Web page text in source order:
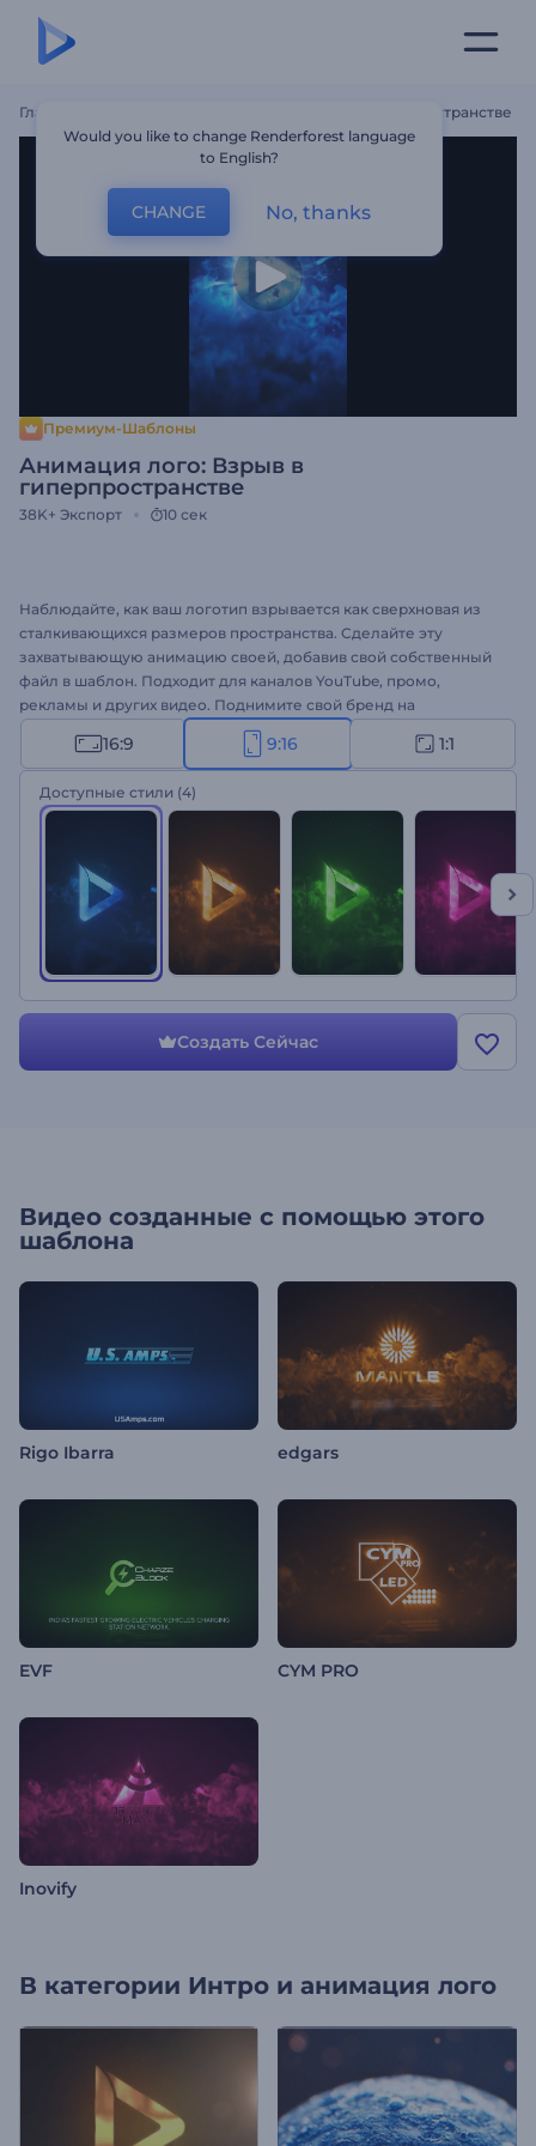
Главная Анимация Лого: Взрыв В Гиперпространстве
Премиум-Шаблоны
Анимация лого: Взрыв в
гиперпространстве
38K+ Экспорт 10 сек
Наблюдайте, как ваш логотип взрывается как сверхновая из
сталкивающихся размеров пространства. Сделайте эту
захватывающую анимацию своей, добавив свой собственный
файл в шаблон. Подходит для каналов YouTube, промо,
рекламы и других видео. Поднимите свой бренд на
сверхсветовые скорости с помощью логотипа Hyperspace
Explosion. Попробуйте!
16:9 9:16 1:1
Доступные стили (4)
Создать Сейчас
Видео созданные с помощью этого
шаблона
Rigo Ibarra edgars
EVF CYM PRO
Inovify
В категории Интро и анимация лого
Would you like to change Renderforest language
to English?
CHANGE No, thanks